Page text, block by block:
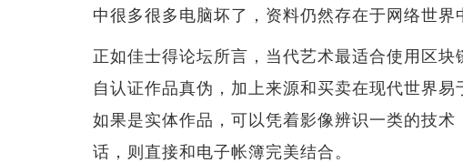
中很多很多电脑坏了，资料仍然存在于网络世界
正如佳士得论坛所言，当代艺术最适合使用区
自认证作品真伪，加上来源和买卖在现代世界易
如果是实体作品，可以凭着影像辨识一类的技
话，则直接和电子帐簿完美结合。